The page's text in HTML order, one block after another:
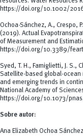
https://doi.org/10.1002/
Ochoa-Sánchez, A., Crespo,
(2019). Actual
of Measurement and
https://doi.org/10.3389/
Syed, T. H., Famiglietti, J. S.,
Satellite-based global-
and emerging trends in
National Academy of
https://doi.org/10.1073/
Sobre autor:
Ana Elizabeth Ochoa